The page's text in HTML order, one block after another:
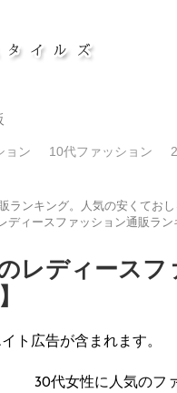
ョン 10代ファッション
ランキング。人気の安くてお
ディースファッション通販ラ
レディースフ
ト広告が含まれます。
30代女性に人気のフ